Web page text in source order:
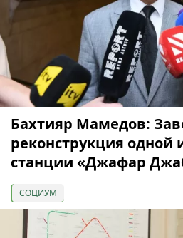
Бахтияр Мамедов:
реконструкция одной
станции «Джафар
СОЦИУМ